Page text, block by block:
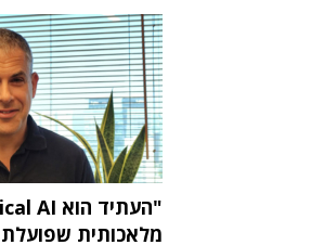
מלאכותית שפועלת